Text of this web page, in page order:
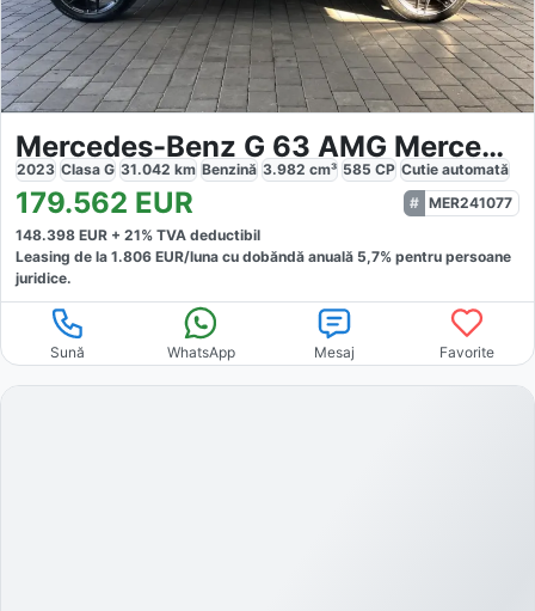
Mercedes-Benz G 63 AMG Mercedes-AMG G 63
2023 Clasa G 31.042 km Benzină 3.982 cm³ 585 CP Cutie automată
179.562 EUR
MER241077
148.398 EUR + 21% TVA deductibil
Leasing de la 1.806 EUR/luna cu dobăndă anuală 5,7% pentru persoane
juridice.
Sună WhatsApp Mesaj Favorite